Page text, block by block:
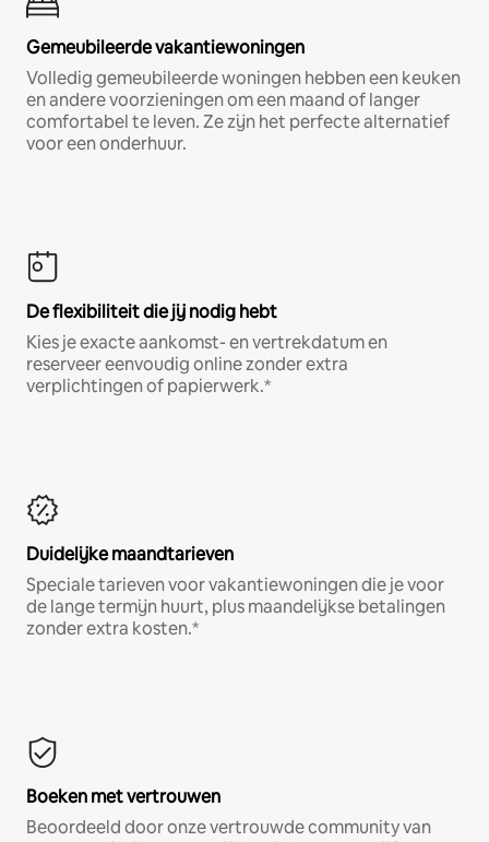
Gemeubileerde vakantiewoningen
Volledig gemeubileerde woningen hebben een keuken
en andere voorzieningen om een maand of langer
comfortabel te leven. Ze zijn het perfecte alternatief
voor een onderhuur.
De flexibiliteit die jij nodig hebt
Kies je exacte aankomst- en vertrekdatum en
reserveer eenvoudig online zonder extra
verplichtingen of papierwerk.*
Duidelijke maandtarieven
Speciale tarieven voor vakantiewoningen die je voor
de lange termijn huurt, plus maandelijkse betalingen
zonder extra kosten.*
Boeken met vertrouwen
Beoordeeld door onze vertrouwde community van